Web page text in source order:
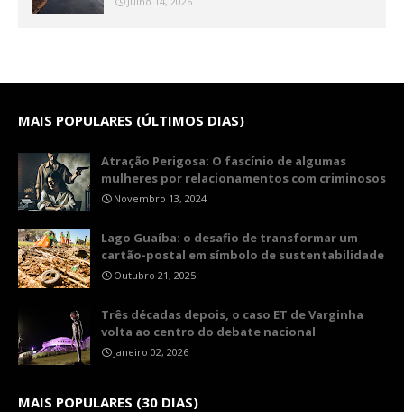
MAIS POPULARES (ÚLTIMOS DIAS)
Atração Perigosa: O fascínio de algumas
mulheres por relacionamentos com criminosos
Novembro 13, 2024
Lago Guaíba: o desafio de transformar um
cartão-postal em símbolo de sustentabilidade
Outubro 21, 2025
Três décadas depois, o caso ET de Varginha
volta ao centro do debate nacional
Janeiro 02, 2026
MAIS POPULARES (30 DIAS)